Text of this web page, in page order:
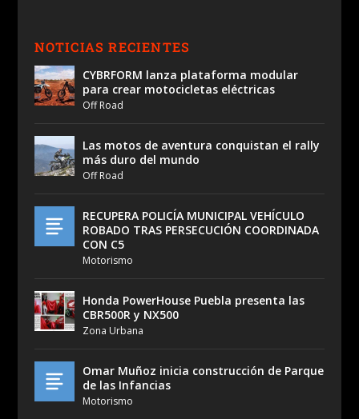
NOTICIAS RECIENTES
CYBRFORM lanza plataforma modular
para crear motocicletas eléctricas
Off Road
Las motos de aventura conquistan el rally
más duro del mundo
Off Road
RECUPERA POLICÍA MUNICIPAL VEHÍCULO
ROBADO TRAS PERSECUCIÓN COORDINADA
CON C5
Motorismo
Honda PowerHouse Puebla presenta las
CBR500R y NX500
Zona Urbana
Omar Muñoz inicia construcción de Parque
de las Infancias
Motorismo